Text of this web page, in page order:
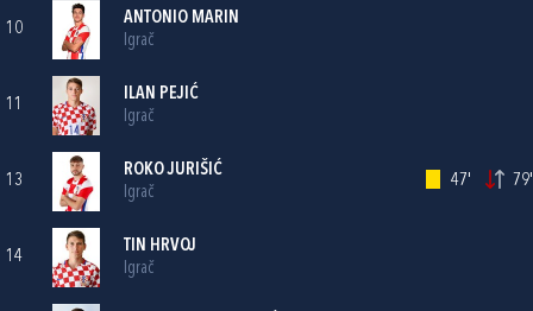
10
ANTONIO MARIN
Igrač
11
ILAN PEJIĆ
Igrač
13
ROKO JURIŠIĆ
Igrač
47' 79'
14
TIN HRVOJ
Igrač